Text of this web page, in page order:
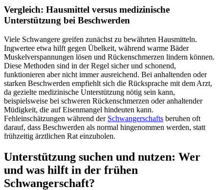
Vergleich: Hausmittel versus medizinische
Unterstützung bei Beschwerden
Viele Schwangere greifen zunächst zu bewährten Hausmitteln.
Ingwertee etwa hilft gegen Übelkeit, während warme Bäder
Muskelverspannungen lösen und Rückenschmerzen lindern können.
Diese Methoden sind in der Regel sicher und schonend,
funktionieren aber nicht immer ausreichend. Bei anhaltenden oder
starken Beschwerden empfiehlt sich die Rücksprache mit dem Arzt,
da gezielte medizinische Unterstützung nötig sein kann,
beispielsweise bei schweren Rückenschmerzen oder anhaltender
Müdigkeit, die auf Eisenmangel hindeuten kann.
Fehleinschätzungen während der Schwangerschafts beruhen oft
darauf, dass Beschwerden als normal hingenommen werden, statt
frühzeitig ärztlichen Rat einzuholen.
Unterstützung suchen und nutzen: Wer
und was hilft in der frühen
Schwangerschaft?